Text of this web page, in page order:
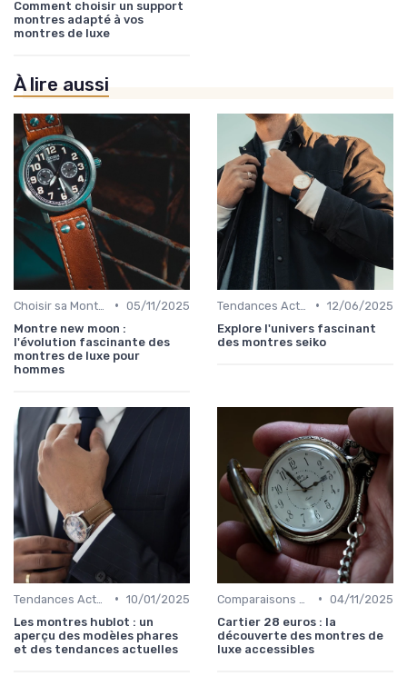
Comment choisir un support
montres adapté à vos
montres de luxe
À lire aussi
• 05/11/2025
Montre new moon :
l'évolution fascinante des
montres de luxe pour
hommes
• 12/06/2025
Explore l'univers fascinant
des montres seiko
• 10/01/2025
Les montres hublot : un
aperçu des modèles phares
et des tendances actuelles
• 04/11/2025
Cartier 28 euros : la
découverte des montres de
luxe accessibles